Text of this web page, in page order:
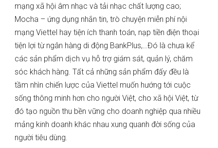
mạng xã hội âm nhạc và tải nhạc chất lượng cao;
Mocha – ứng dụng nhắn tin, trò chuyện miễn phí nội
mạng Viettel hay tiện ích thanh toán, nạp tiền điện thoại
tiện lợi từ ngân hàng di động BankPlus,…Đó là chưa kể
các sản phẩm dịch vụ hỗ trợ giám sát, quản lý, chăm
sóc khách hàng. Tất cả những sản phẩm đấy đều là
tầm nhìn chiến lược của Viettel muốn hướng tới cuộc
sống thông minh hơn cho người Việt, cho xã hội Việt, từ
đó tạo nguồn thu bền vững cho doanh nghiệp qua nhiều
mảng kinh doanh khác nhau xung quanh đời sống của
người tiêu dùng.